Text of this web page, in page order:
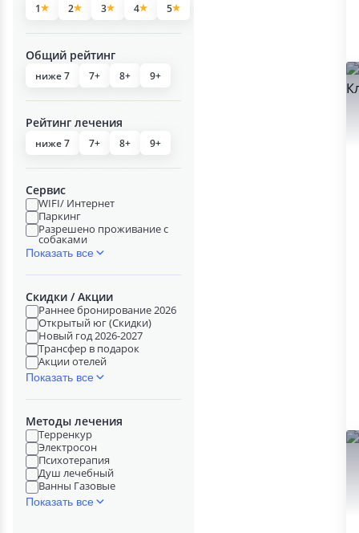
1 2 3 4 5
Общий рейтинг
ниже 7 7+ 8+ 9+
Рейтинг лечения
ниже 7 7+ 8+ 9+
Сервис
WIFI/ Интернет
Паркинг
Разрешено проживание с
собаками
Показать все
Скидки / Акции
Раннее бронирование 2026
Открытый юг (Скидки)
Новый год 2026-2027
Трансфер в подарок
Акции отелей
Показать все
Методы лечения
Терренкур
Электросон
Психотерапия
Душ лечебный
Ванны Газовые
Показать все